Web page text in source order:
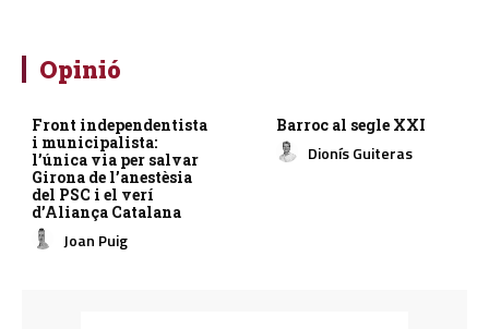
Opinió
Front independentista
i municipalista:
l’única via per salvar
Girona de l’anestèsia
del PSC i el verí
d’Aliança Catalana
Joan Puig
Barroc al segle XXI
Dionís Guiteras